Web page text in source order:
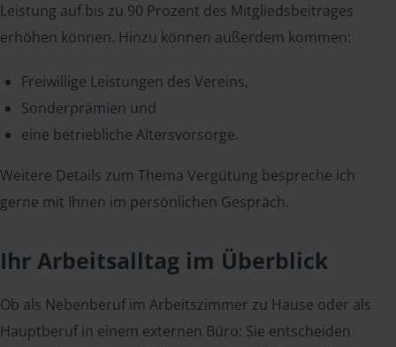
Leistung auf bis zu 90 Prozent des Mitgliedsbeitrages
erhöhen können. Hinzu können außerdem kommen:
Freiwillige Leistungen des Vereins,
Sonderprämien und
eine betriebliche Altersvorsorge.
Weitere Details zum Thema Vergütung bespreche ich
gerne mit Ihnen im persönlichen Gespräch.
Ihr Arbeitsalltag im Überblick
Ob als Nebenberuf im Arbeitszimmer zu Hause oder als
Hauptberuf in einem externen Büro: Sie entscheiden